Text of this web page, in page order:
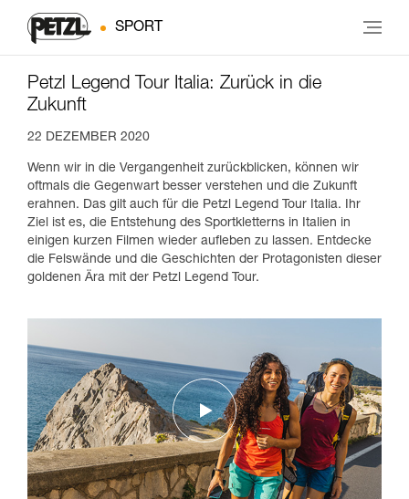
SPORT
Petzl Legend Tour Italia: Zurück in die
Zukunft
22 DEZEMBER 2020
Wenn wir in die Vergangenheit zurückblicken, können wir
oftmals die Gegenwart besser verstehen und die Zukunft
erahnen. Das gilt auch für die Petzl Legend Tour Italia. Ihr
Ziel ist es, die Entstehung des Sportkletterns in Italien in
einigen kurzen Filmen wieder aufleben zu lassen. Entdecke
die Felswände und die Geschichten der Protagonisten dieser
goldenen Ära mit der Petzl Legend Tour.